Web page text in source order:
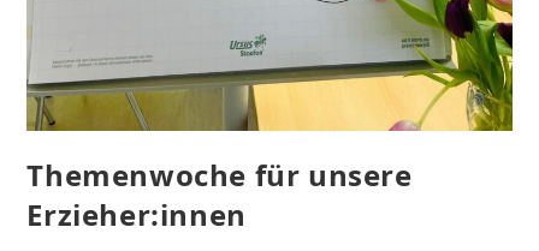
Themenwoche für unsere
Erzieher:innen